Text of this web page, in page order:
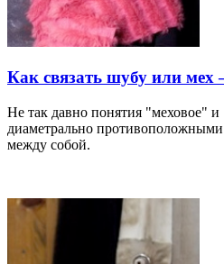
Как связать шубу или
Не так давно понятия "меховое"
диаметрально
между собой.